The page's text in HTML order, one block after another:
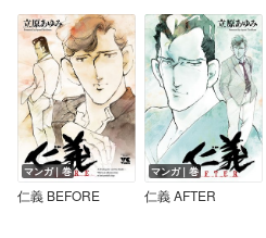
マンガ｜巻
仁義 BEFORE
マンガ｜巻
仁義 AFTER